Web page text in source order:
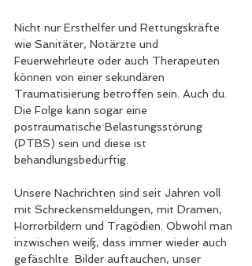
Nicht nur Ersthelfer und Rettungskräfte
wie Sanitäter, Notärzte und
Feuerwehrleute oder auch Therapeuten
können von einer sekundären
Traumatisierung betroffen sein. Auch du.
Die Folge kann sogar eine
postraumatische Belastungsstörung
(PTBS) sein und diese ist
behandlungsbedürftig.
Unsere Nachrichten sind seit Jahren voll
mit Schreckensmeldungen, mit Dramen,
Horrorbildern und Tragödien. Obwohl man
inzwischen weiß, dass immer wieder auch
gefäschlte  Bilder auftauchen, unser